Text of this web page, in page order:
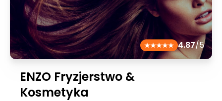
4.87/5
ENZO Fryzjerstwo &
Kosmetyka